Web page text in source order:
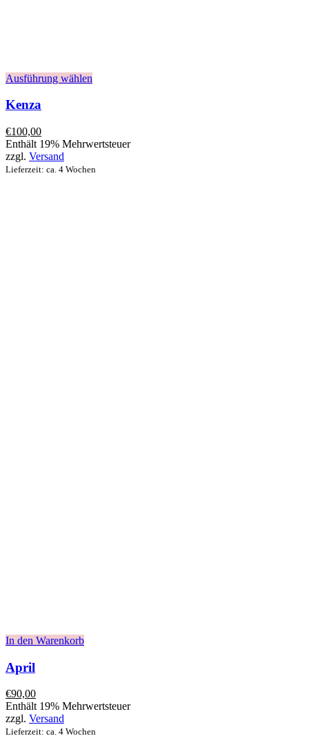
Ausführung wählen
Kenza
€100,00
Enthält 19% Mehrwertsteuer
zzgl. Versand
Lieferzeit: ca. 4 Wochen
In den Warenkorb
April
€90,00
Enthält 19% Mehrwertsteuer
zzgl. Versand
Lieferzeit: ca. 4 Wochen